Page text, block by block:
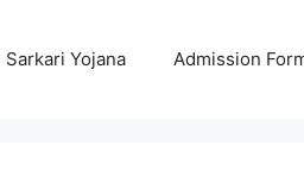
Sarkari Yojana Admission